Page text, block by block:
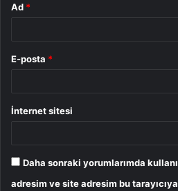
Ad *
E-posta *
İnternet sitesi
Daha sonraki yorumlarımda
adresim ve site adresim bu